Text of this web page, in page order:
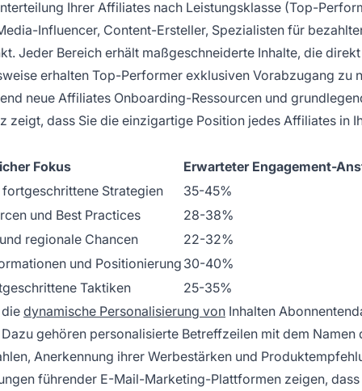
Ihrer Affiliates nach Leistungsklasse (Top-
Influencer, Content-Ersteller, Spezialisten für
Jeder Bereich erhält maßgeschneiderte Inhalte, die
erhalten Top-Performer exklusiven Vorabzugang zu
neue Affiliates Onboarding-Ressourcen und
zeigt, dass Sie die einzigartige Position jedes Affiliates in
Fokus
Erwarteter Engagement-
Strategien
35-45%
und Best Practices
28-38%
regionale Chancen
22-32%
und Positionierung 30-40%
Taktiken
25-35%
dynamische Personalisierung von Inhalten
gehören personalisierte Betreffzeilen mit dem Namen
Anerkennung ihrer Werbestärken und
führender E-Mail-Marketing-Plattformen zeigen, dass